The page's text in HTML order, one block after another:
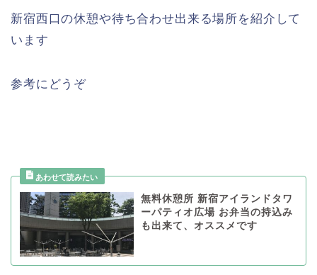
新宿西口の休憩や待ち合わせ出来る場所を紹介して
います
参考にどうぞ
無料休憩所 新宿アイランドタワ
ーパティオ広場 お弁当の持込み
も出来て、オススメです